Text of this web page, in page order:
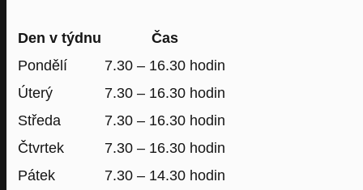
Den v týdnu
Čas
Pondělí
7.30 – 16.30 hodin
Úterý
7.30 – 16.30 hodin
Středa
7.30 – 16.30 hodin
Čtvrtek
7.30 – 16.30 hodin
Pátek
7.30 – 14.30 hodin